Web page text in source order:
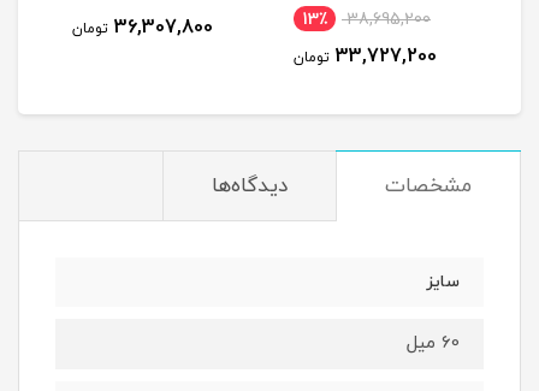
38,695,200 13٪
33,727,200 تومان
36,307,800 تومان
مشخصات دیدگاه‌ها
سایز
60 میل